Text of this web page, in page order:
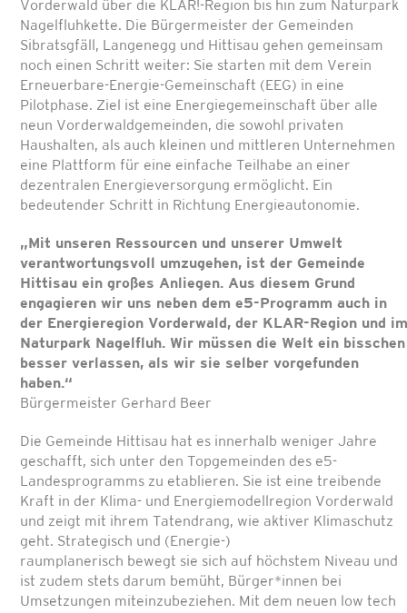
Vorderwald über die KLAR!-Region bis hin zum Naturpark
Nagelfluhkette. Die Bürgermeister der Gemeinden
Sibratsgfäll, Langenegg und Hittisau gehen gemeinsam
noch einen Schritt weiter: Sie starten mit dem Verein
Erneuerbare-Energie-Gemeinschaft (EEG) in eine
Pilotphase. Ziel ist eine Energiegemeinschaft über alle
neun Vorderwaldgemeinden, die sowohl privaten
Haushalten, als auch kleinen und mittleren Unternehmen
eine Plattform für eine einfache Teilhabe an einer
dezentralen Energieversorgung ermöglicht. Ein
bedeutender Schritt in Richtung Energieautonomie.
„Mit unseren Ressourcen und unserer Umwelt
verantwortungsvoll umzugehen, ist der Gemeinde
Hittisau ein großes Anliegen. Aus diesem Grund
engagieren wir uns neben dem e5-Programm auch in
der Energieregion Vorderwald, der KLAR-Region und im
Naturpark Nagelfluh. Wir müssen die Welt ein bisschen
besser verlassen, als wir sie selber vorgefunden
haben.“
Bürgermeister Gerhard Beer
Die Gemeinde Hittisau hat es innerhalb weniger Jahre
geschafft, sich unter den Topgemeinden des e5-
Landesprogramms zu etablieren. Sie ist eine treibende
Kraft in der Klima- und Energiemodellregion Vorderwald
und zeigt mit ihrem Tatendrang, wie aktiver Klimaschutz
geht. Strategisch und (Energie-)
raumplanerisch bewegt sie sich auf höchstem Niveau und
ist zudem stets darum bemüht, Bürger*innen bei
Umsetzungen miteinzubeziehen. Mit dem neuen low tech